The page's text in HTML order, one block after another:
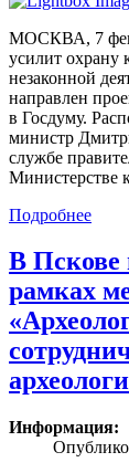
МОСКВА, 7
усилит охрану
незаконной
направлен
в Госдуму.
министр
службе
Министерстве
Подробнее
В Пскове
рамках
Информация: